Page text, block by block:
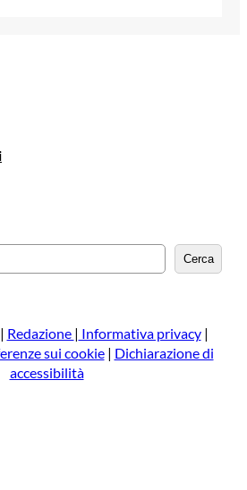
e
a
Cerca
Redazione | Informativa privacy|
sui cookie| Dichiarazione di
accessibilità